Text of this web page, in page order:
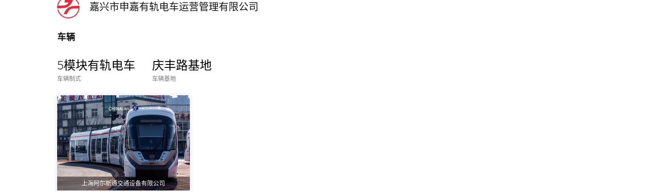
嘉兴市申嘉有轨电车运营管理有限公司
车辆
5模块有轨电车
车辆制式
庆丰路基地
车辆基地
上海阿尔斯通交通设备有限公司